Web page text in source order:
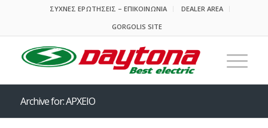
ΣΥΧΝΕΣ ΕΡΩΤΗΣΕΙΣ – ΕΠΙΚΟΙΝΩΝΙΑ
DEALER AREA
GORGOLIS SITE
Archive for: ΑΡΧΕΙΟ